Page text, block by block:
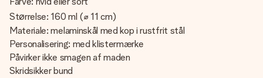
Størrelse: 160 ml (⌀ 11 cm)
Materiale: melaminskål med kop i rustfrit stål
Personalisering: med klistermærke
Påvirker ikke smagen af maden
Skridsikker bund